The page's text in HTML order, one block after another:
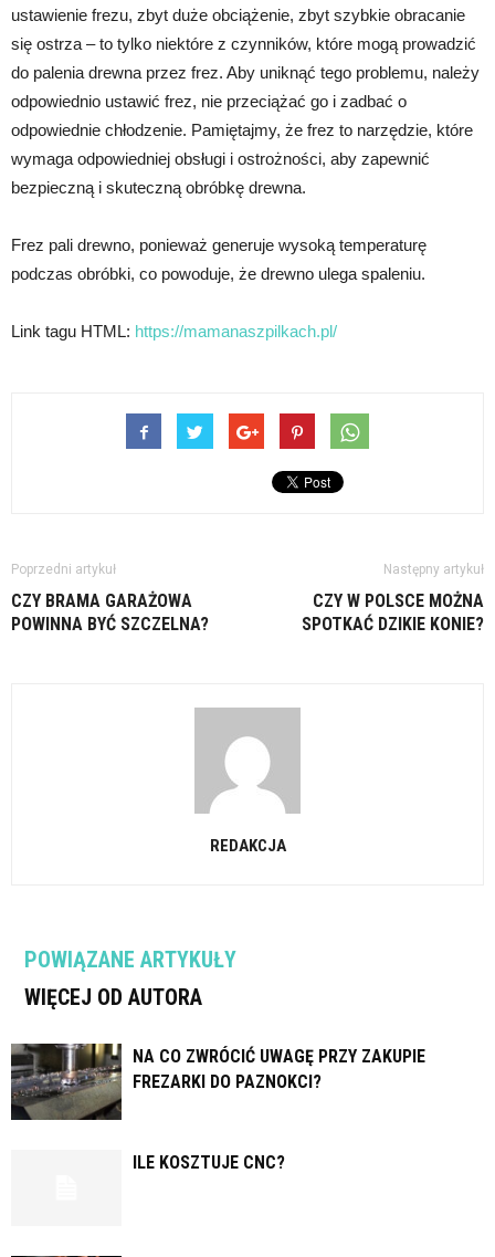
ustawienie frezu, zbyt duże obciążenie, zbyt szybkie obracanie
się ostrza – to tylko niektóre z czynników, które mogą prowadzić
do palenia drewna przez frez. Aby uniknąć tego problemu, należy
odpowiednio ustawić frez, nie przeciążać go i zadbać o
odpowiednie chłodzenie. Pamiętajmy, że frez to narzędzie, które
wymaga odpowiedniej obsługi i ostrożności, aby zapewnić
bezpieczną i skuteczną obróbkę drewna.
Frez pali drewno, ponieważ generuje wysoką temperaturę
podczas obróbki, co powoduje, że drewno ulega spaleniu.
Link tagu HTML: https://mamanaszpilkach.pl/
Poprzedni artykuł
CZY BRAMA GARAŻOWA
POWINNA BYĆ SZCZELNA?
Następny artykuł
CZY W POLSCE MOŻNA
SPOTKAĆ DZIKIE KONIE?
REDAKCJA
POWIĄZANE ARTYKUŁY
WIĘCEJ OD AUTORA
NA CO ZWRÓCIĆ UWAGĘ PRZY ZAKUPIE
FREZARKI DO PAZNOKCI?
ILE KOSZTUJE CNC?